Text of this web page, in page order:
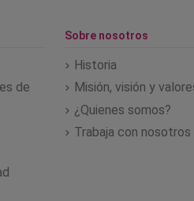
de
Sobre nosotros
Historia
Misión, visión y
¿Quienes somos?
Trabaja con nosotros